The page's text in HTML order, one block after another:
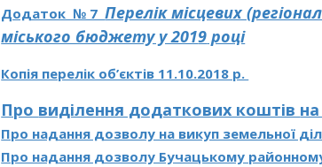
Додаток № 7Перелік місцевих
міського бюджету у 2019 році
Копія перелік об’єктів 11.10.2018 р.
Про виділення додаткових коштів
Про надання дозволу на викуп земельної
Про надання дозволу Бучацькому